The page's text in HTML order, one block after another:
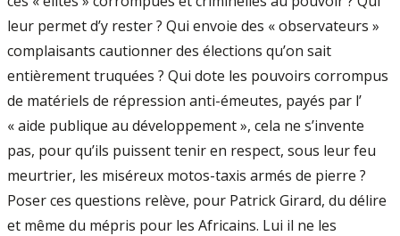
leur permet d’y rester ? Qui envoie des « observateurs »
complaisants cautionner des élections qu’on sait
entièrement truquées ? Qui dote les pouvoirs corrompus
de matériels de répression anti-émeutes, payés par l’
« aide publique au développement », cela ne s’invente
pas, pour qu’ils puissent tenir en respect, sous leur feu
meurtrier, les miséreux motos-taxis armés de pierre ?
Poser ces questions relève, pour Patrick Girard, du délire
et même du mépris pour les Africains. Lui il ne les